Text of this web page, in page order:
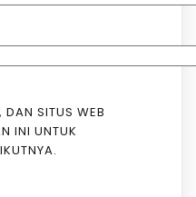
SITUS WEB
INI UNTUK